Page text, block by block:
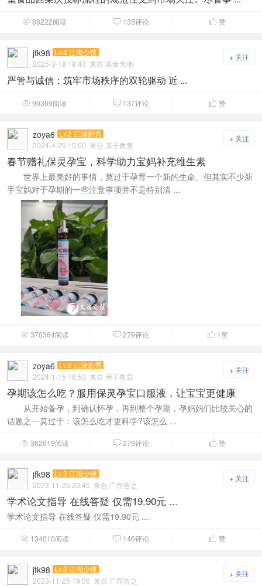
 88222阅读  135评论  赞
+ 关注
jfk98 Lv.3 江湖少侠
2025-3-18 18:43 来自 美食天地
严管与诚信：筑牢市场秩序的双轮驱动 近 ...
 90369阅读  137评论  赞
+ 关注
zoya6 Lv.2 江湖新秀
2024-4-29 15:00 来自 亲子教育
春节赠礼保灵孕宝，科学助力宝妈补充维生素
世界上最美好的事情，莫过于孕育一个新的生命。但其实不少新
手宝妈对于孕期的一些注意事项并不是特别清 ...
 370364阅读  279评论  1赞
+ 关注
zoya6 Lv.2 江湖新秀
2024-1-15 18:50 来自 亲子教育
孕期该怎么吃？服用保灵孕宝口服液，让宝宝更健康
从开始备孕，到确认怀孕，再到整个孕期，孕妈妈们比较关心的
话题之一莫过于：该怎么吃才更科学?该怎么 ...
 362619阅读  279评论  赞
+ 关注
jfk98 Lv.3 江湖少侠
2023-11-25 20:45 来自 广而告之
学术论文指导 在线答疑 仅需19.90元 ...
学术论文指导 在线答疑 仅需19.90元 ...
 134010阅读  146评论  赞
+ 关注
jfk98 Lv.3 江湖少侠
2023-11-25 19:06 来自 广而告之